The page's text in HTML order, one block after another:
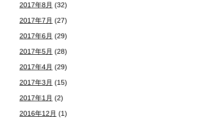
2017年8月 (32)
2017年7月 (27)
2017年6月 (29)
2017年5月 (28)
2017年4月 (29)
2017年3月 (15)
2017年1月 (2)
2016年12月 (1)